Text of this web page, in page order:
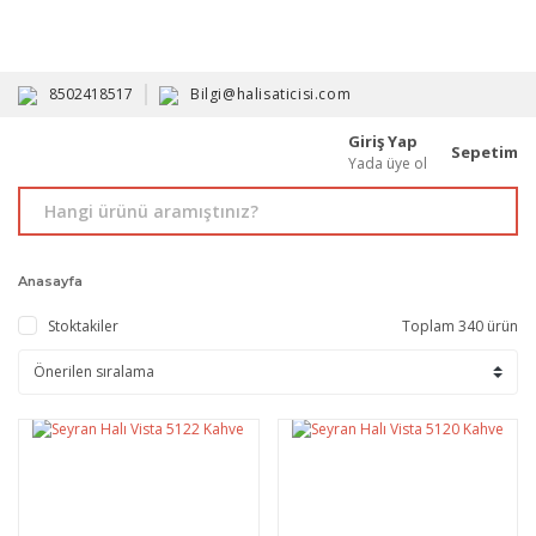
8502418517 Bilgi@halisaticisi.com
Giriş Yap
Yada üye ol
Sepetim
Anasayfa
Stoktakiler Toplam 340 ürün